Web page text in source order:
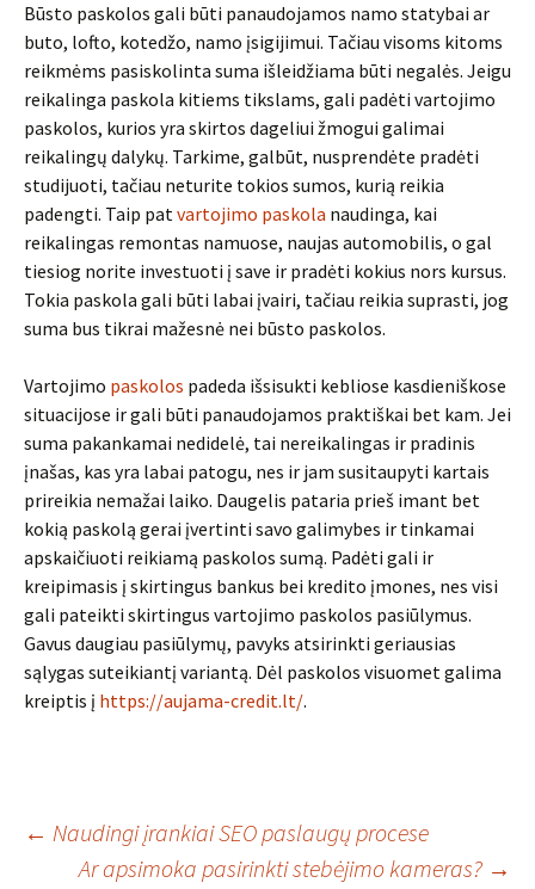
Būsto paskolos gali būti panaudojamos namo statybai ar
buto, lofto, kotedžo, namo įsigijimui. Tačiau visoms kitoms
reikmėms pasiskolinta suma išleidžiama būti negalės. Jeigu
reikalinga paskola kitiems tikslams, gali padėti vartojimo
paskolos, kurios yra skirtos dageliui žmogui galimai
reikalingų dalykų. Tarkime, galbūt, nusprendėte pradėti
studijuoti, tačiau neturite tokios sumos, kurią reikia
padengti. Taip patvartojimo paskola naudinga, kai
reikalingas remontas namuose, naujas automobilis, o gal
tiesiog norite investuoti į save ir pradėti kokius nors kursus.
Tokia paskola gali būti labai įvairi, tačiau reikia suprasti, jog
suma bus tikrai mažesnė nei būsto paskolos.
Vartojimo paskolos padeda išsisukti kebliose kasdieniškose
situacijose ir gali būti panaudojamos praktiškai bet kam. Jei
suma pakankamai nedidelė, tai nereikalingas ir pradinis
įnašas, kas yra labai patogu, nes ir jam susitaupyti kartais
prireikia nemažai laiko. Daugelis pataria prieš imant bet
kokią paskolą gerai įvertinti savo galimybes ir tinkamai
apskaičiuoti reikiamą paskolos sumą. Padėti gali ir
kreipimasis į skirtingus bankus bei kredito įmones, nes visi
gali pateikti skirtingus vartojimo paskolos pasiūlymus.
Gavus daugiau pasiūlymų, pavyks atsirinkti geriausias
sąlygas suteikiantį variantą. Dėl paskolos visuomet galima
kreiptis į https://aujama-credit.lt/.
Įrašo
← Naudingi įrankiai SEO paslaugų procese
Ar apsimoka pasirinkti stebėjimo kameras? →